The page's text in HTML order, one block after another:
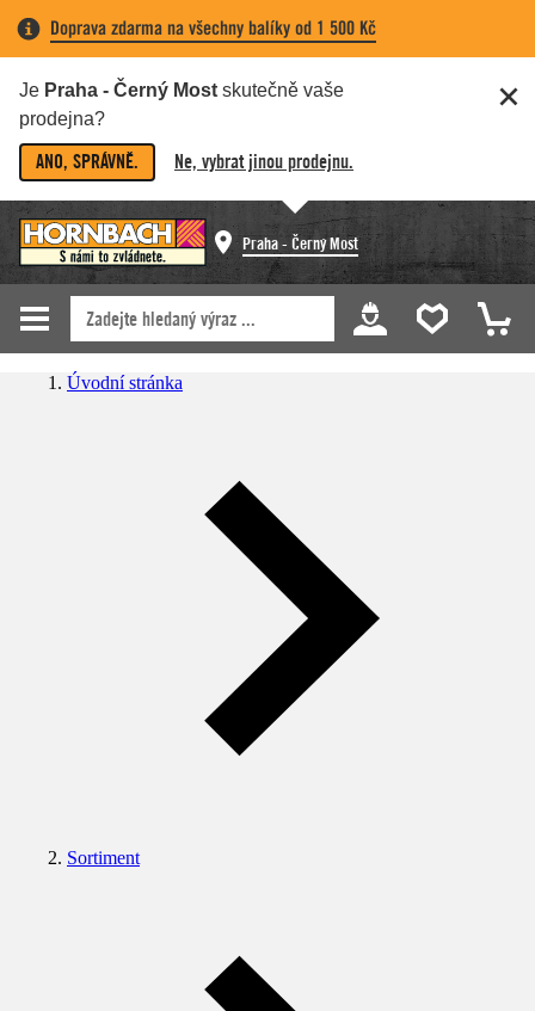
Doprava zdarma na všechny balíky od 1 500 Kč
Je Praha - Černý Most skutečně vaše
prodejna?
ANO, SPRÁVNĚ. Ne, vybrat jinou prodejnu.
Praha - Černý Most
Úvodní stránka
Sortiment